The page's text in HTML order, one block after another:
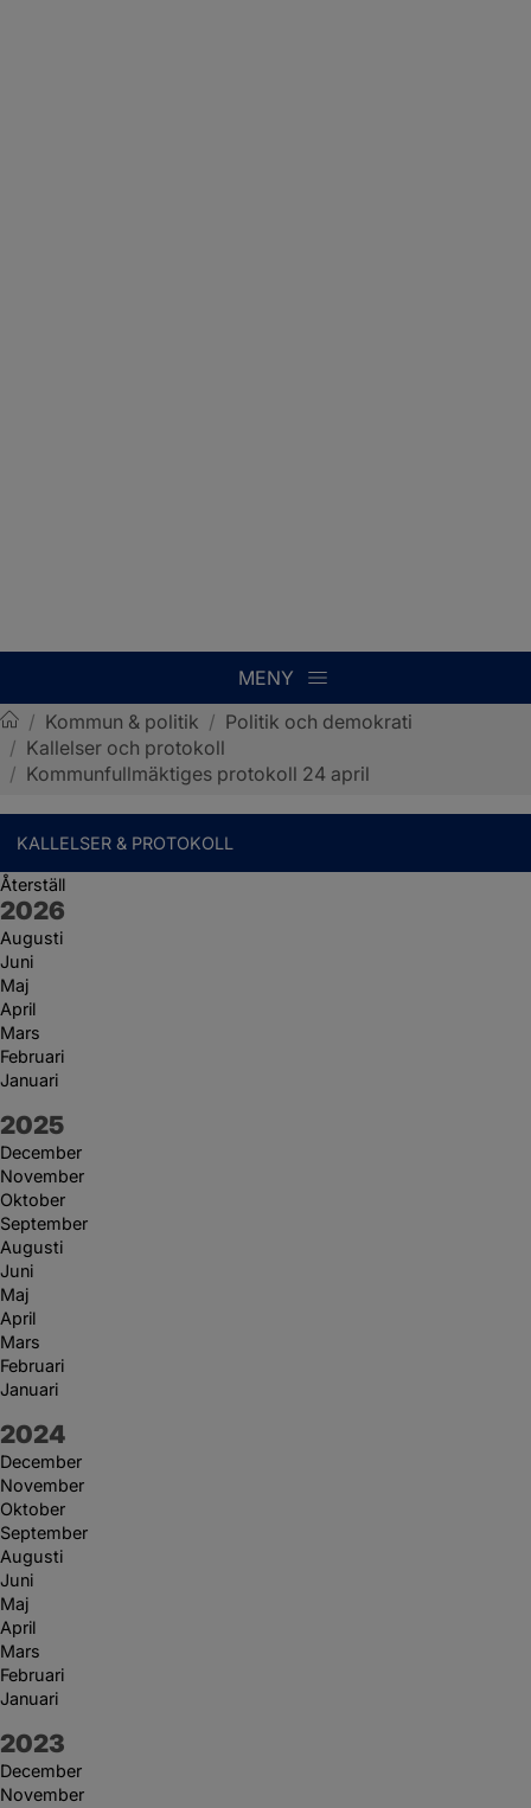
MENY
Sotenäs kommun
/ Kommun & politik / Politik och demokrati
/ Kallelser och protokoll
/ Kommunfullmäktiges protokoll 24 april
KALLELSER & PROTOKOLL
Återställ
År:
2026
Augusti
Juni
Maj
April
Mars
Februari
Januari
År:
2025
December
November
Oktober
September
Augusti
Juni
Maj
April
Mars
Februari
Januari
År:
2024
December
November
Oktober
September
Augusti
Juni
Maj
April
Mars
Februari
Januari
År:
2023
December
November